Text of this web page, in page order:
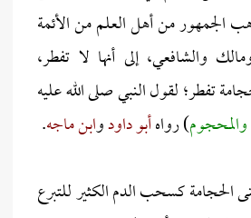
الجمهور من أهل العلم من الأئمة
والشافعي، إلى أنها لا تفطر،
تفطر؛ لقول النبي صلى الله عليه
) رواهأبو داودوابن ماجه.
الحجامة كسحب الدم الكثير للتبرع